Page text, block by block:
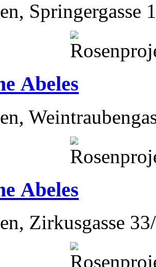
Springergasse
Abeles
Abeles